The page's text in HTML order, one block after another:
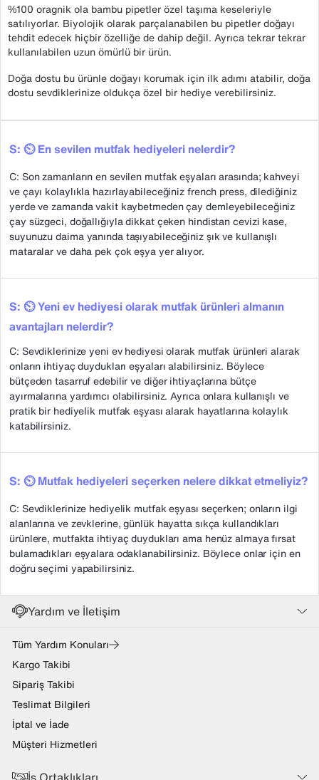
%100 oragnik ola bambu pipetler özel taşıma keseleriyle
satılıyorlar. Biyolojik olarak parçalanabilen bu pipetler doğayı
tehdit edecek hiçbir özelliğe de dahip değil. Ayrıca tekrar tekrar
kullanılabilen uzun ömürlü bir ürün.
Doğa dostu bu ürünle doğayı korumak için ilk adımı atabilir, doğa
dostu sevdiklerinize oldukça özel bir hediye verebilirsiniz.
S: ⏲️ En sevilen mutfak hediyeleri nelerdir?
C: Son zamanların en sevilen mutfak eşyaları arasında; kahveyi
ve çayı kolaylıkla hazırlayabileceğiniz french press, dilediğiniz
yerde ve zamanda vakit kaybetmeden çay demleyebileceğiniz
çay süzgeci, doğallığıyla dikkat çeken hindistan cevizi kase,
suyunuzu daima yanında taşıyabileceğiniz şık ve kullanışlı
mataralar ve daha pek çok eşya yer alıyor.
S: ⏲️ Yeni ev hediyesi olarak mutfak ürünleri almanın
avantajları nelerdir?
C: Sevdiklerinize yeni ev hediyesi olarak mutfak ürünleri alarak
onların ihtiyaç duydukları eşyaları alabilirsiniz. Böylece
bütçeden tasarruf edebilir ve diğer ihtiyaçlarına bütçe
ayırmalarına yardımcı olabilirsiniz. Ayrıca onlara kullanışlı ve
pratik bir hediyelik mutfak eşyası alarak hayatlarına kolaylık
katabilirsiniz.
S: ⏲️ Mutfak hediyeleri seçerken nelere dikkat etmeliyiz?
C: Sevdiklerinize hediyelik mutfak eşyası seçerken; onların ilgi
alanlarına ve zevklerine, günlük hayatta sıkça kullandıkları
ürünlere, mutfakta ihtiyaç duydukları ama henüz almaya fırsat
bulamadıkları eşyalara odaklanabilirsiniz. Böylece onlar için en
doğru seçimi yapabilirsiniz.
Yardım ve İletişim
Tüm Yardım Konuları
Kargo Takibi
Sipariş Takibi
Teslimat Bilgileri
İptal ve İade
Müşteri Hizmetleri